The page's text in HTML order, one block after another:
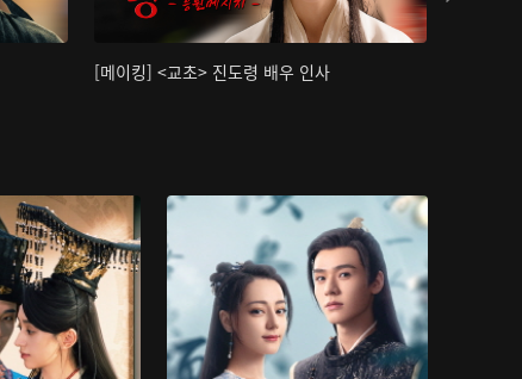
[메이킹] <교초> 진도령 배우 인사